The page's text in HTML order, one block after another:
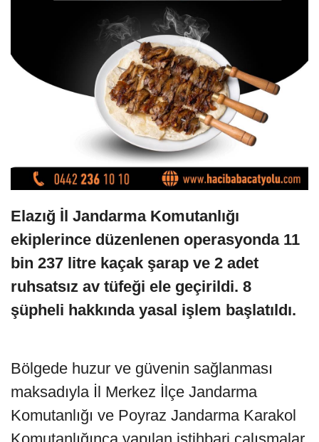
Elazığ İl Jandarma Komutanlığı
ekiplerince düzenlenen operasyonda 11
bin 237 litre kaçak şarap ve 2 adet
ruhsatsız av tüfeği ele geçirildi. 8
şüpheli hakkında yasal işlem başlatıldı.
Bölgede huzur ve güvenin sağlanması
maksadıyla İl Merkez İlçe Jandarma
Komutanlığı ve Poyraz Jandarma Karakol